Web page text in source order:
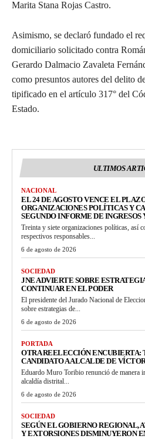
Marita Stana Rojas Castro.
Asimismo, se declaró fundado el
domiciliario solicitado contra
Gerardo Dalmacio Zavaleta
como presuntos autores del delito
tipificado en el artículo 317° del
Estado.
ULTIMOS
NACIONAL
EL 24 DE AGOSTO VENCE EL
ORGANIZACIONES POLÍTICAS Y
SEGUNDO INFORME DE INGRESOS
Treinta y siete organizaciones políticas, así
respectivos responsables...
6 de agosto de 2026
SOCIEDAD
JNE ADVIERTE SOBRE
CONTINUAR EN EL PODER
El presidente del Jurado Nacional de
sobre estrategias de...
6 de agosto de 2026
PORTADA
OTRA REELECCIÓN ENCUBIERTA:
CANDIDATO A ALCALDE DE
Eduardo Muro Toribio renunció de manera
alcaldía distrital...
6 de agosto de 2026
SOCIEDAD
SEGÚN EL GOBIERNO REGIONAL,
Y EXTORSIONES DISMINUYERON